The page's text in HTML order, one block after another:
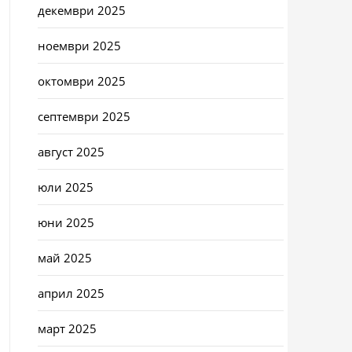
декември 2025
ноември 2025
октомври 2025
септември 2025
август 2025
юли 2025
юни 2025
май 2025
април 2025
март 2025